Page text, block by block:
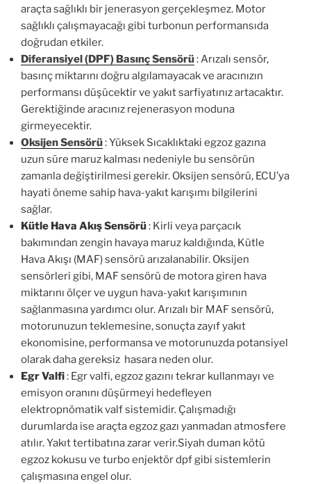
araçta sağlıklı bir jenerasyon gerçekleşmez. Motor
sağlıklı çalışmayacağı gibi turbonun performansıda
doğrudan etkiler.
Diferansiyel (DPF) Basınç Sensörü:Arızalı sensör,
basınç miktarını doğru algılamayacak ve aracınızın
performansı düşücektir ve yakıt sarfiyatınız artacaktır.
Gerektiğinde aracınız rejenerasyon moduna
girmeyecektir.
Oksijen Sensörü: Yüksek Sıcaklıktaki egzoz gazına
uzun süre maruz kalması nedeniyle bu sensörün
zamanla değiştirilmesi gerekir. Oksijen sensörü, ECU’ya
hayati öneme sahip hava-yakıt karışımı bilgilerini
sağlar.
Kütle Hava Akış Sensörü: Kirli veya parçacık
bakımından zengin havaya maruz kaldığında, Kütle
Hava Akışı (MAF) sensörü arızalanabilir. Oksijen
sensörleri gibi, MAF sensörü de motora giren hava
miktarını ölçer ve uygun hava-yakıt karışımının
sağlanmasına yardımcı olur. Arızalı bir MAF sensörü,
motorunuzun teklemesine, sonuçta zayıf yakıt
ekonomisine, performansa ve motorunuzda potansiyel
olarak daha gereksiz hasara neden olur.
Egr Valfi: Egr valfi, egzoz gazını tekrar kullanmayı ve
emisyon oranını düşürmeyi hedefleyen
elektropnömatik valf sistemidir. Çalışmadığı
durumlarda ise araçta egzoz gazı yanmadan atmosfere
atılır. Yakıt tertibatına zarar verir.Siyah duman kötü
egzoz kokusu ve turbo enjektör dpf gibi sistemlerin
çalışmasına engel olur.